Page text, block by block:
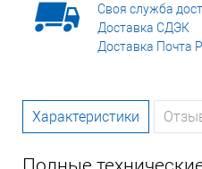
Своя служба
Доставка СДЭК
Доставка Почта
Характеристики